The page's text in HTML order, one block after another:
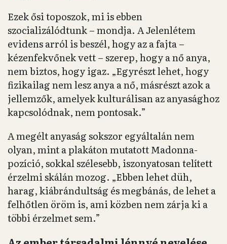
Ezek ősi toposzok, mi is ebben
szocializálódtunk – mondja. A Jelenlétem
evidens arról is beszél, hogy az a fajta –
kézenfekvőnek vett – szerep, hogy a nő anya,
nem biztos, hogy igaz. „Egyrészt lehet, hogy
fizikailag nem lesz anya a nő, másrészt azok a
jellemzők, amelyek kulturálisan az anyasághoz
kapcsolódnak, nem pontosak.”
A megélt anyaság sokszor egyáltalán nem
olyan, mint a plakáton mutatott Madonna-
pozíció, sokkal szélesebb, iszonyatosan telített
érzelmi skálán mozog. „Ebben lehet düh,
harag, kiábrándultság és megbánás, de lehet a
felhőtlen öröm is, ami közben nem zárja ki a
többi érzelmet sem.”